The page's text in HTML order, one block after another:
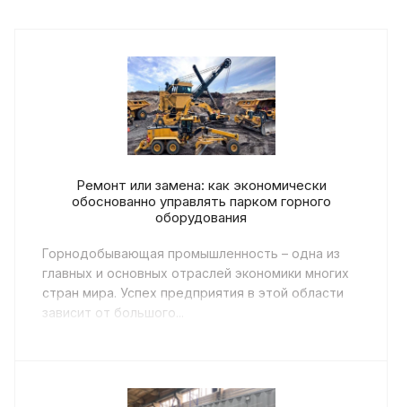
Ремонт или замена: как экономически
обоснованно управлять парком горного
оборудования
Горнодобывающая промышленность – одна из
главных и основных отраслей экономики многих
стран мира. Успех предприятия в этой области
зависит от большого...